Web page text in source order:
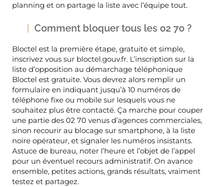
planning et on partage la liste avec l’équipe tout.
Comment bloquer tous les 02 70 ?
Bloctel est la première étape, gratuite et simple,
inscrivez vous sur bloctel.gouv.fr. L’inscription sur la
liste d’opposition au démarchage téléphonique
Bloctel est gratuite. Vous devrez alors remplir un
formulaire en indiquant jusqu’à 10 numéros de
téléphone fixe ou mobile sur lesquels vous ne
souhaitez plus être contacté. Ça marche pour couper
une partie des 02 70 venus d’agences commerciales,
sinon recourir au blocage sur smartphone, à la liste
noire opérateur, et signaler les numéros insistants.
Astuce de bureau, noter l’heure et l’objet de l’appel
pour un éventuel recours administratif. On avance
ensemble, petites actions, grands résultats, vraiment
testez et partagez.